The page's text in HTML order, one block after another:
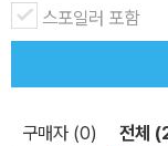
스포일러 포함
구매자 (0) 전체